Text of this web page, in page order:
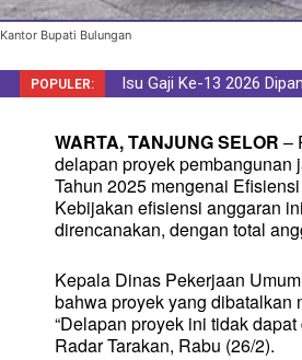
Kantor Bupati Bulungan
POPULER: Isu Gaji Ke-13 2026
Dinkes Nunukan
WARTA, TANJUNG SELOR –
delapan proyek pembangunan
Tahun 2025 mengenai
Kebijakan efisiensi anggaran
direncanakan, dengan total
Kepala Dinas Pekerjaan
bahwa proyek yang dibatalkan
“Delapan proyek ini tidak
Radar Tarakan, Rabu (26/2).